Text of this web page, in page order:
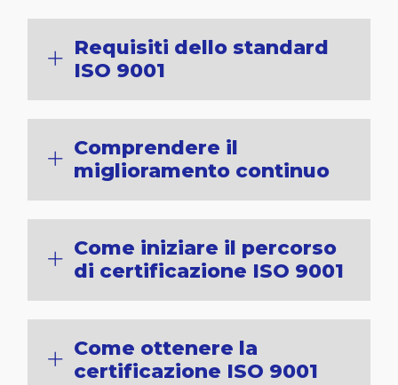
Requisiti dello standard
ISO 9001
Comprendere il
miglioramento continuo
Come iniziare il percorso
di certificazione ISO 9001
Come ottenere la
certificazione ISO 9001